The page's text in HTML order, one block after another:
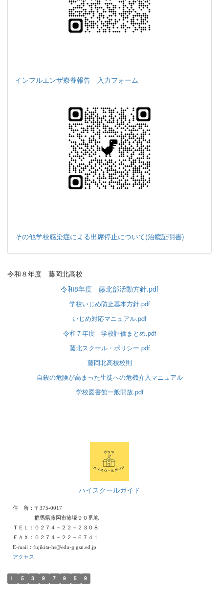
インフルエンザ療養報告 入力フォーム
その他学校感染症による出席停止について(治癒証明書)
令和８年度 藤岡北高校
令和8年度 藤北部活動方針.pdf
学校いじめ防止基本方針.pdf
いじめ対応マニュアル.pdf
令和７年度 学校評価まとめ.pdf
藤北スクール・ポリシー.pdf
藤岡北高校校則
自殺の危険が高まった生徒への危機介入マニュアル
学校図書館一般開放.pdf
ハイスクールガイド
住 所：〒375-0017
群馬県藤岡市篠塚９０番地
ＴＥＬ：０２７４－２２－２３０８
ＦＡＸ：０２７４－２２－６７４１
E-mail：fujikita-hs@edu-g.gsn.ed.jp
アクセス
1 5 3 9 7 9 5 9